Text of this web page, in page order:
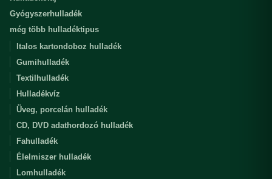
Gyógyszerhulladék
még több hulladéktipus
Italos kartondoboz hulladék
Gumihulladék
Textilhulladék
Hulladékvíz
Üveg, porcelán hulladék
CD, DVD adathordozó hulladék
Fahulladék
Élelmiszer hulladék
Lomhulladék